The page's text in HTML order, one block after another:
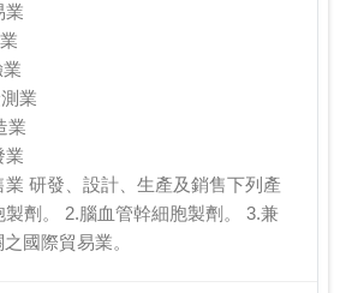
業
業
業
業
業 研發、設計、生產及銷售下列產
劑。 2.腦血管幹細胞製劑。 3.兼
國際貿易業。